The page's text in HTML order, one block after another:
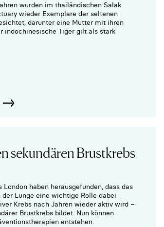
wurden im thailändischen Salak
wieder Exemplare der seltenen
darunter eine Mutter mit ihren
indochinesische Tiger gilt als stark
sekundären Brustkrebs
London haben herausgefunden, dass das
der Lunge eine wichtige Rolle dabei
Krebs nach Jahren wieder aktiv wird –
Brustkrebs bildet. Nun können
entstehen.